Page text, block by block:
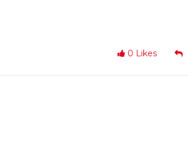
0 Likes